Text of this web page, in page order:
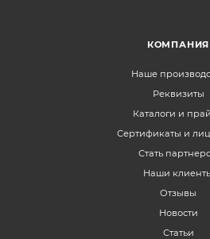
КОМПАНИЯ
Наше
Реквизиты
Каталоги и
Сертификаты и
Стать
Наши
Отзывы
Новости
Статьи